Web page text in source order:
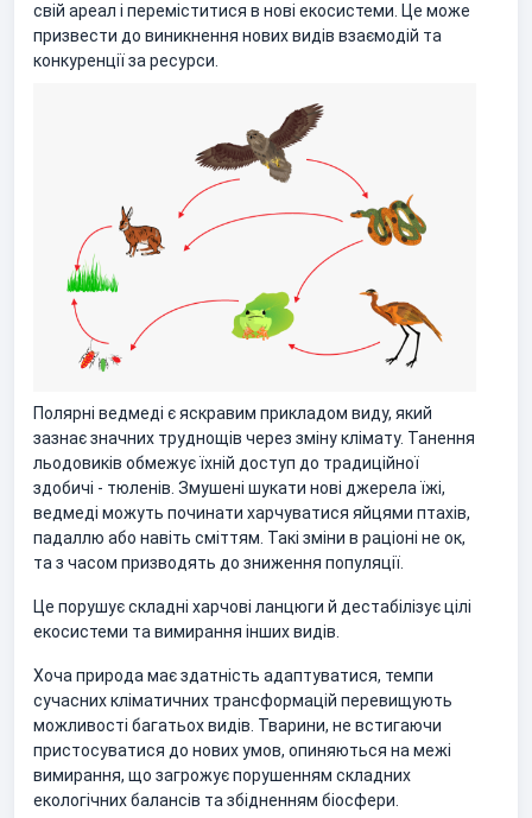
свій ареал і переміститися в нові екосистеми. Це може
призвести до виникнення нових видів взаємодій та
конкуренції за ресурси.
Полярні ведмеді є яскравим прикладом виду, який
зазнає значних труднощів через зміну клімату. Танення
льодовиків обмежує їхній доступ до традиційної
здобичі - тюленів. Змушені шукати нові джерела їжі,
ведмеді можуть починати харчуватися яйцями птахів,
падаллю або навіть сміттям. Такі зміни в раціоні не ок,
та з часом призводять до зниження популяції.
Це порушує складні харчові ланцюги й дестабілізує цілі
екосистеми та вимирання інших видів.
Хоча природа має здатність адаптуватися, темпи
сучасних кліматичних трансформацій перевищують
можливості багатьох видів. Тварини, не встигаючи
пристосуватися до нових умов, опиняються на межі
вимирання, що загрожує порушенням складних
екологічних балансів та збідненням біосфери.